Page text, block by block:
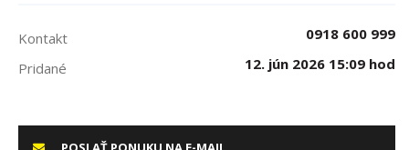
Kontakt
0918 600 999
Pridané
12. jún 2026 15:09 hod